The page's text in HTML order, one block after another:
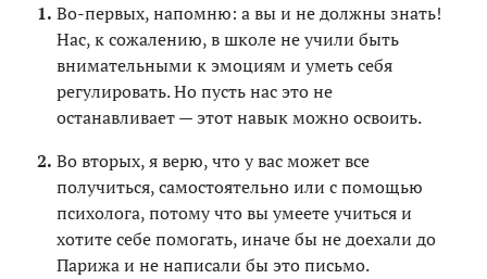
Во-первых, напомню: а вы и не должны знать!
Нас, к сожалению, в школе не учили быть
внимательными к эмоциям и уметь себя
регулировать. Но пусть нас это не
останавливает — этот навык можно освоить.
Во вторых, я верю, что у вас может все
получиться, самостоятельно или с помощью
психолога, потому что вы умеете учиться и
хотите себе помогать, иначе бы не доехали до
Парижа и не написали бы это письмо.